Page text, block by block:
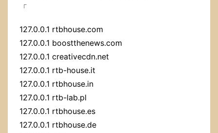
「
127.0.0.1 rtbhouse.com
127.0.0.1 boostthenews.com
127.0.0.1 creativecdn.net
127.0.0.1 rtb-house.it
127.0.0.1 rtbhouse.in
127.0.0.1 rtb-lab.pl
127.0.0.1 rtbhouse.es
127.0.0.1 rtbhouse.de